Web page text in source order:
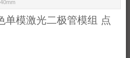
单模激光二极管模组 点